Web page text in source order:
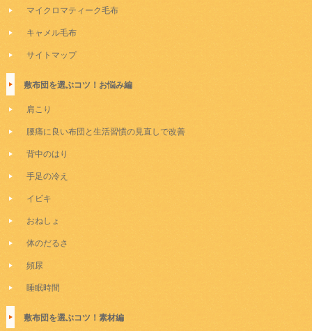
マイクロマティーク毛布
キャメル毛布
サイトマップ
敷布団を選ぶコツ！お悩み編
肩こり
腰痛に良い布団と生活習慣の見直しで改善
背中のはり
手足の冷え
イビキ
おねしょ
体のだるさ
頻尿
睡眠時間
敷布団を選ぶコツ！素材編